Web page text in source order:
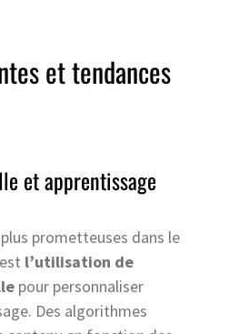
et tendances
et apprentissage
prometteuses dans le
l’utilisation de
pour personnaliser
Des algorithmes